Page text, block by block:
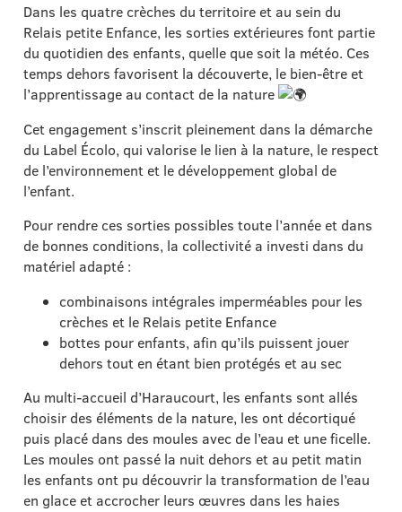
Dans les quatre crèches du territoire et au sein du
Relais petite Enfance, les sorties extérieures font partie
du quotidien des enfants, quelle que soit la météo. Ces
temps dehors favorisent la découverte, le bien-être et
l’apprentissage au contact de la nature
Cet engagement s’inscrit pleinement dans la démarche
du Label Écolo, qui valorise le lien à la nature, le respect
de l’environnement et le développement global de
l’enfant.
Pour rendre ces sorties possibles toute l’année et dans
de bonnes conditions, la collectivité a investi dans du
matériel adapté :
combinaisons intégrales imperméables pour les
crèches et le Relais petite Enfance
bottes pour enfants, afin qu’ils puissent jouer
dehors tout en étant bien protégés et au sec
Au multi-accueil d’Haraucourt, les enfants sont allés
choisir des éléments de la nature, les ont décortiqué
puis placé dans des moules avec de l’eau et une ficelle.
Les moules ont passé la nuit dehors et au petit matin
les enfants ont pu découvrir la transformation de l’eau
en glace et accrocher leurs œuvres dans les haies